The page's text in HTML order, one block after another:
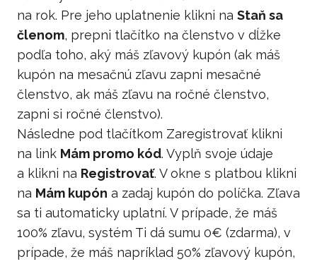
na rok. Pre jeho uplatnenie klikni na Staň sa
členom, prepni tlačítko na členstvo v dĺžke
podľa toho, aký máš zľavový kupón (ak máš
kupón na mesačnú zľavu zapni mesačné
členstvo, ak máš zľavu na ročné členstvo,
zapni si ročné členstvo).
Následne pod tlačítkom Zaregistrovať klikni
na link Mám promo kód. Vyplň svoje údaje
a klikni na Registrovať. V okne s platbou klikni
na Mám kupón a zadaj kupón do políčka. Zľava
sa ti automaticky uplatní. V prípade, že máš
100% zľavu, systém Ti dá sumu 0€ (zdarma), v
prípade, že máš napríklad 50% zľavový kupón,